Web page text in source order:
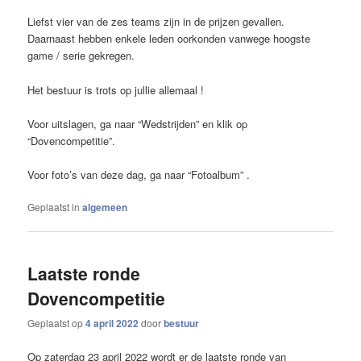
Liefst vier van de zes teams zijn in de prijzen gevallen.
Daarnaast hebben enkele leden oorkonden vanwege hoogste
game / serie gekregen.
Het bestuur is trots op jullie allemaal !
Voor uitslagen, ga naar “Wedstrijden” en klik op
“Dovencompetitie”.
Voor foto’s van deze dag, ga naar “Fotoalbum” .
Geplaatst in algemeen
Laatste ronde
Dovencompetitie
Geplaatst op4 april 2022 doorbestuur
Op zaterdag 23 april 2022 wordt er de laatste ronde van